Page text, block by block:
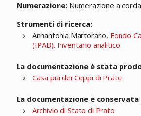
Numerazione:Numerazione a
Strumenti di ricerca:
Annantonia Martorano, Fondo
(IPAB). Inventario analitico
La documentazione è stata
Casa pia dei Ceppi di Prato
La documentazione è conservata
Archivio di Stato di Prato